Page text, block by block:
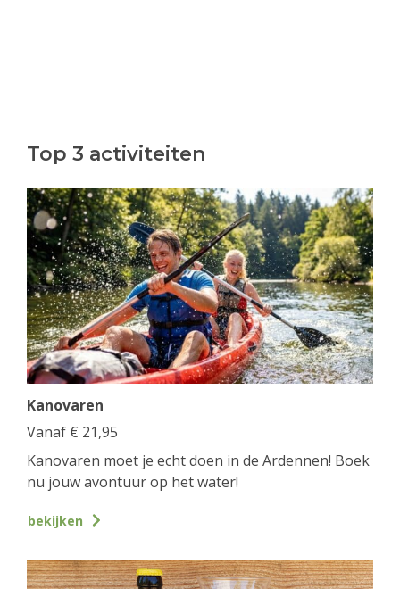
Top 3 activiteiten
Kanovaren
Vanaf € 21,95
Kanovaren moet je echt doen in de Ardennen! Boek
nu jouw avontuur op het water!
bekijken